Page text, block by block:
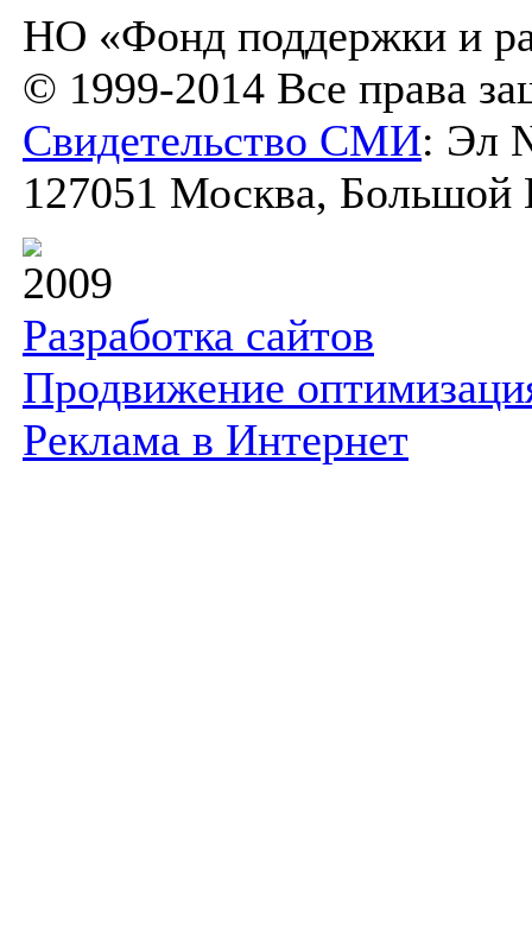
НО «Фонд поддержки и
© 1999-2014 Все права
Свидетельство СМИ: Эл
127051 Москва, Большой
2009
Разработка сайтов
Продвижение
Реклама в Интернет